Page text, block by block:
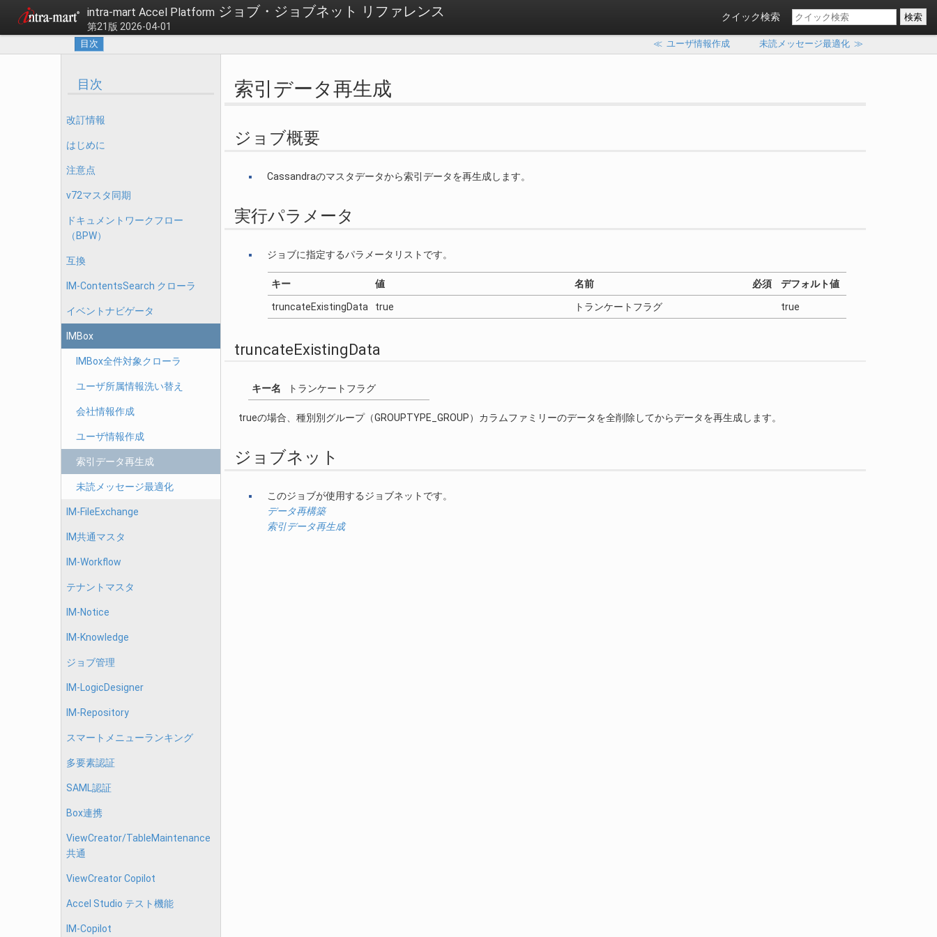
intra-mart Accel Platform ジョブ・ジョブネット リファレンス
第21版 2026-04-01
クイック検索
目次 ≪ ユーザ情報作成 未読メッセージ最適化≫
目次
改訂情報
はじめに
注意点
v72マスタ同期
ドキュメントワークフロー
（BPW）
互換
IM-ContentsSearch クローラ
イベントナビゲータ
IMBox
IMBox全件対象クローラ
ユーザ所属情報洗い替え
会社情報作成
ユーザ情報作成
索引データ再生成
未読メッセージ最適化
IM-FileExchange
IM共通マスタ
IM-Workflow
テナントマスタ
IM-Notice
IM-Knowledge
ジョブ管理
IM-LogicDesigner
IM-Repository
スマートメニューランキング
多要素認証
SAML認証
Box連携
ViewCreator/TableMaintenance
共通
ViewCreator Copilot
Accel Studio テスト機能
IM-Copilot
索引データ再生成
ジョブ概要
Cassandraのマスタデータから索引データを再生成します。
実行パラメータ
ジョブに指定するパラメータリストです。
キー 値 名前 必須 デフォルト値
truncateExistingData true トランケートフラグ true
truncateExistingData
キー名 トランケートフラグ
trueの場合、種別別グループ（GROUPTYPE_GROUP）カラムファミリーのデータを全削除してからデータを再生成します。
ジョブネット
このジョブが使用するジョブネットです。
データ再構築
索引データ再生成